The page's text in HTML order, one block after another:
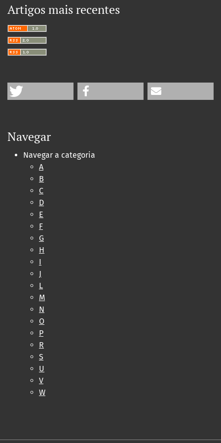
Artigos mais recentes
Navegar
Navegar a categoria
A
B
C
D
E
F
G
H
I
J
L
M
N
O
P
R
S
U
V
W